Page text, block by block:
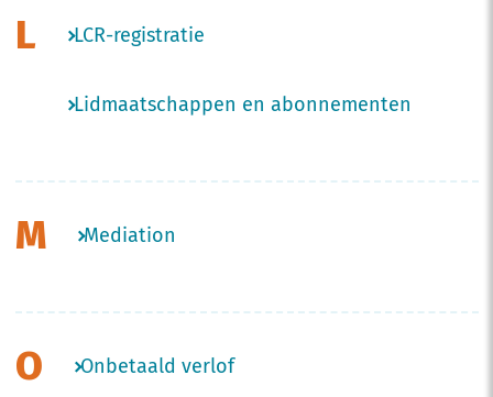
L LCR-registratie
Lidmaatschappen en abonnementen
M Mediation
O Onbetaald verlof